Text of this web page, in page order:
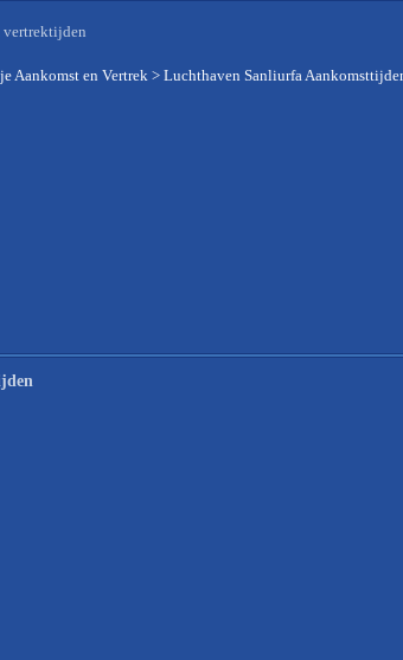
vertrektijden
Aankomst en Vertrek> Luchthaven Sanliurfa